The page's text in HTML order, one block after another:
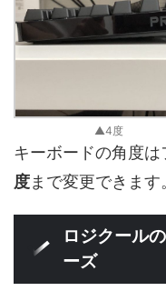
▲4度
キーボードの角度は
度まで変更できます
ロジクール
ーズ